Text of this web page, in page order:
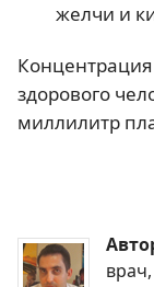
желчи и
здорового
миллилитр